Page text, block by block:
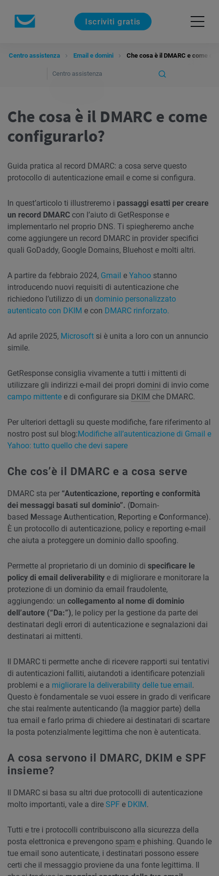
Iscriviti gratis
Centro assistenza Email e domini Che cosa è il DMARC e come
Che cosa è il DMARC e come
configurarlo?
Guida pratica al record DMARC: a cosa serve questo
protocollo di autenticazione email e come si configura.
In quest’articolo ti illustreremo i passaggi esatti per creare
un record DMARC con l’aiuto di GetResponse e
implementarlo nel proprio DNS. Ti spiegheremo anche
come aggiungere un record DMARC in provider specifici
quali GoDaddy, Google Domains, Bluehost e molti altri.
A partire da febbraio 2024, Gmail e Yahoo stanno
introducendo nuovi requisiti di autenticazione che
richiedono l’utilizzo di un dominio personalizzato
autenticato con DKIM e con DMARC rinforzato.
Ad aprile 2025, Microsoft si è unita a loro con un annuncio
simile.
GetResponse consiglia vivamente a tutti i mittenti di
utilizzare gli indirizzi e-mail dei propri domini di invio come
campo mittente e di configurare sia DKIM che DMARC.
Per ulteriori dettagli su queste modifiche, fare riferimento al
nostro post sul blog:Modifiche all’autenticazione di Gmail e
Yahoo: tutto quello che devi sapere
Che cos’è il DMARC e a cosa serve
DMARC sta per “Autenticazione, reporting e conformità
dei messaggi basati sul dominio”. (Domain-
based Message Authentication, Reporting e Conformance).
È un protocollo di autenticazione, policy e reporting e-mail
che aiuta a proteggere un dominio dallo spoofing.
Permette al proprietario di un dominio di specificare le
policy di email deliverability e di migliorare e monitorare la
protezione di un dominio da email fraudolente,
aggiungendo: un collegamento al nome di dominio
dell’autore (“Da:”), le policy per la gestione da parte dei
destinatari degli errori di autenticazione e segnalazioni dai
destinatari ai mittenti.
Il DMARC ti permette anche di ricevere rapporti sui tentativi
di autenticazioni falliti, aiutandoti a identificare potenziali
problemi e a migliorare la deliverability delle tue email.
Questo è fondamentale se vuoi essere in grado di verificare
che stai realmente autenticando (la maggior parte) della
tua email e farlo prima di chiedere ai destinatari di scartare
la posta potenzialmente legittima che non è autenticata.
A cosa servono il DMARC, DKIM e SPF
insieme?
Il DMARC si basa su altri due protocolli di autenticazione
molto importanti, vale a dire SPF e DKIM.
Tutti e tre i protocolli contribuiscono alla sicurezza della
posta elettronica e prevengono spam e phishing. Quando le
tue email sono autenticate, i destinatari possono essere
certi che il messaggio proviene da una fonte legittima. Il